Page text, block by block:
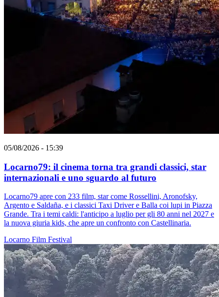
05/08/2026 - 15:39
Locarno79: il cinema torna tra grandi classici, star
internazionali e uno sguardo al futuro
Locarno79 apre con 233 film, star come Rossellini, Aronofsky,
Argento e Saldaña, e i classici Taxi Driver e Balla coi lupi in Piazza
Grande. Tra i temi caldi: l'anticipo a luglio per gli 80 anni nel 2027 e
la nuova giuria kids, che apre un confronto con Castellinaria.
Locarno Film Festival